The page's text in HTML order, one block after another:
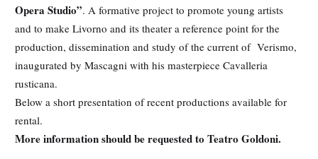
Opera Studio”. A formative project to promote young artists
and to make Livorno and its theater a reference point for the
production, dissemination and study of the current of Verismo,
inaugurated by Mascagni with his masterpiece Cavalleria
rusticana.
Below a short presentation of recent productions available for
rental.
More information should be requested to Teatro Goldoni.